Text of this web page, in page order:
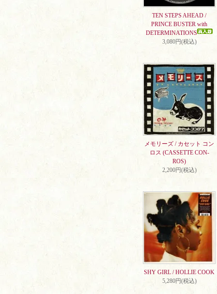
TEN STEPS AHEAD /
PRINCE BUSTER with
DETERMINATIONS
3,080円(税込)
メモリーズ / カセット コン
ロス (CASSETTE CON-
ROS)
2,200円(税込)
SHY GIRL / HOLLIE COOK
5,280円(税込)